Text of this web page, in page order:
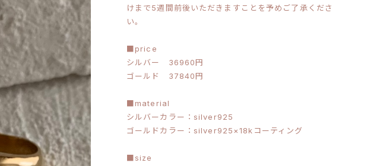
けまで5週間前後いただきますことを予めご了承くださ
い。
■price
シルバー 36960円
ゴールド 37840円
■material
シルバーカラー：silver925
ゴールドカラー：silver925×18kコーティング
■size